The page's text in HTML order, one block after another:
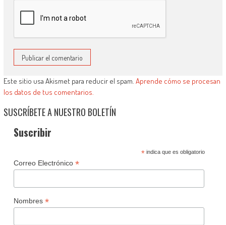
Este sitio usa Akismet para reducir el spam. Aprende cómo se procesan
los datos de tus comentarios.
SUSCRÍBETE A NUESTRO BOLETÍN
Suscribir
*indica que es obligatorio
Correo Electrónico *
Nombres *